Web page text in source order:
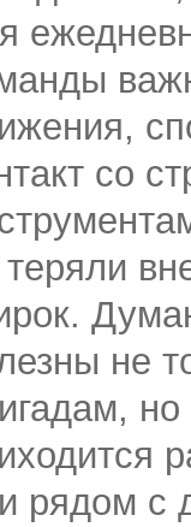
со
теряли
не
рядом с